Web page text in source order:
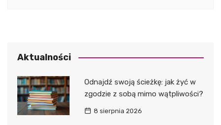
Aktualności
Odnajdź swoją ścieżkę: jak żyć w
zgodzie z sobą mimo wątpliwości?
8 sierpnia 2026